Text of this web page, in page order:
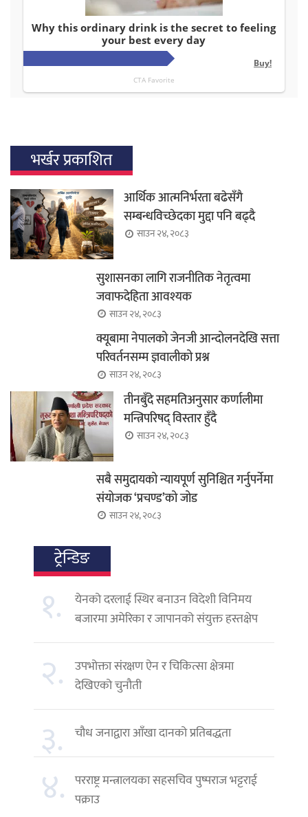
भर्खर प्रकाशित
आर्थिक आत्मनिर्भरता बढेसँगै
सम्बन्धविच्छेदका मुद्दा पनि बढ्दै
साउन २४, २०८३
सुशासनका लागि राजनीतिक नेतृत्वमा
जवाफदेहिता आवश्यक
साउन २४, २०८३
क्यूबामा नेपालको जेनजी आन्दोलनदेखि सत्ता
परिवर्तनसम्म ज्ञवालीको प्रश्न
साउन २४, २०८३
तीनबुँदे सहमतिअनुसार कर्णालीमा
मन्त्रिपरिषद् विस्तार हुँदै
साउन २४, २०८३
सबै समुदायको न्यायपूर्ण सुनिश्चित गर्नुपर्नेमा
संयोजक ‘प्रचण्ड’को जोड
साउन २४, २०८३
ट्रेन्डिङ
१.
येनको दरलाई स्थिर बनाउन विदेशी विनिमय
बजारमा अमेरिका र जापानको संयुक्त हस्तक्षेप
२. उपभोक्ता संरक्षण ऐन र चिकित्सा क्षेत्रमा
देखिएको चुनौती
३. चौध जनाद्वारा आँखा दानको प्रतिबद्धता
४. परराष्ट्र मन्त्रालयका सहसचिव पुष्पराज भट्टराई
पक्राउ